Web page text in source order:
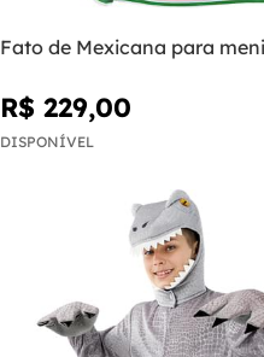
Fato de Mexicana para
R$ 229,00
DISPONÍVEL